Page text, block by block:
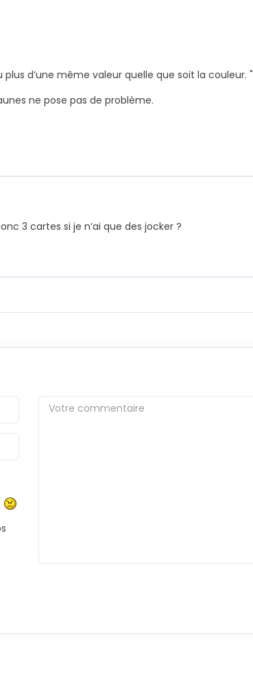
d’une même valeur quelle que soit la couleur. "
ne pose pas de problème.
3 cartes si je n’ai que des jocker ?